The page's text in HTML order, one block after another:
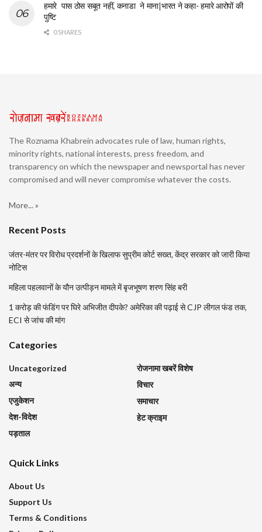
हमारे पास ठोस सबूत नहीं, कनाडा ने माना|भारत ने कहा- हमारे आरोपों की
पुष्टि
0 SHARES
The Roznama Khabrein advocates rule of law, human rights,
minority rights, national interests, press freedom, and
transparency on which the newspaper and newsportal has never
compromised and will never compromise whatever the costs.
More... »
Recent Posts
जंतर-मंतर पर विरोध प्रदर्शनों के खिलाफ सुप्रीम कोर्ट सख्त, केंद्र सरकार को जारी किया
नोटिस
महिला पहलवानों के यौन उत्पीड़न मामले में बृजभूषण शरण सिंह बरी
1 करोड़ की फंडिंग पर घिरे अभिजीत दीपके? अमेरिका की पढ़ाई से CJP लीगल फंड तक,
ECI से जांच की मांग
Categories
Uncategorized
अन्य
एजुकेशन
देश-विदेश
पड़ताल
रोजनामा खबरें विशेष
विचार
समाचार
हेट क्राइम
Quick Links
About Us
Support Us
Terms & Conditions